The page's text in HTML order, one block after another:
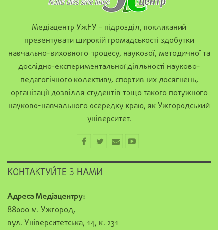
Медіацентр УжНУ – підрозділ, покликаний
презентувати широкій громадськості здобутки
навчально-виховного процесу, наукової, методичної та
дослідно-експериментальної діяльності науково-
педагогічного колективу, спортивних досягнень,
організації дозвілля студентів тощо такого потужного
науково-навчального осередку краю, як Ужгородський
університет.
КОНТАКТУЙТЕ З НАМИ
Адреса Медіацентру:
88000 м. Ужгород,
вул. Університетська, 14, к. 231